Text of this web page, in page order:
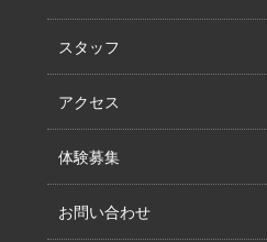
スタッフ
アクセス
体験募集
お問い合わせ